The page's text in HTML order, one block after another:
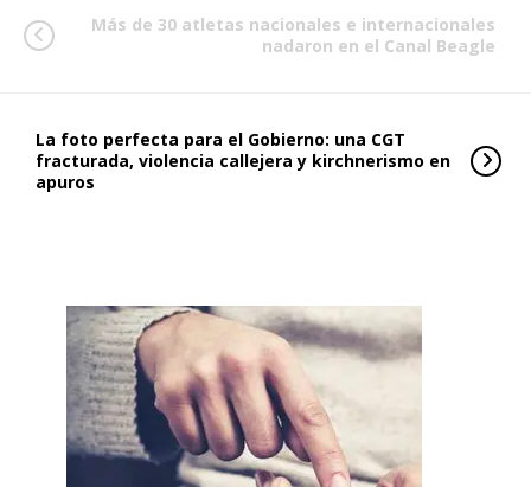
Más de 30 atletas nacionales e internacionales
nadaron en el Canal Beagle
La foto perfecta para el Gobierno: una CGT
fracturada, violencia callejera y kirchnerismo en
apuros